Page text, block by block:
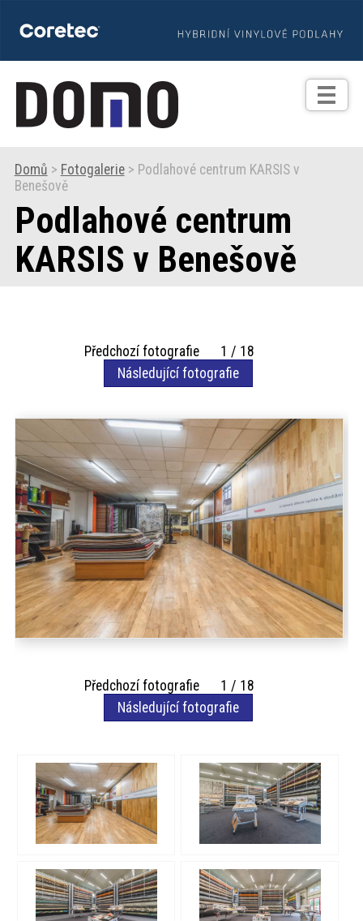
TIPY
Zprávy
Praxe
Fotogalerie
ProfiMag
Kontakt
Domů > Fotogalerie> Podlahové centrum KARSIS v
Benešově
Podlahové centrum
KARSIS v Benešově
Předchozí fotografie 1 / 18
Následující fotografie
Předchozí fotografie 1 / 18
Následující fotografie